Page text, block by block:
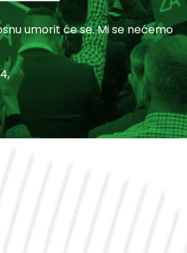
umorit će se. Mi se nećemo